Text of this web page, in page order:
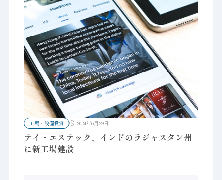
工場・設備投資 2024年6月29日
テイ・エステック、インドのラジャスタン州
に新工場建設